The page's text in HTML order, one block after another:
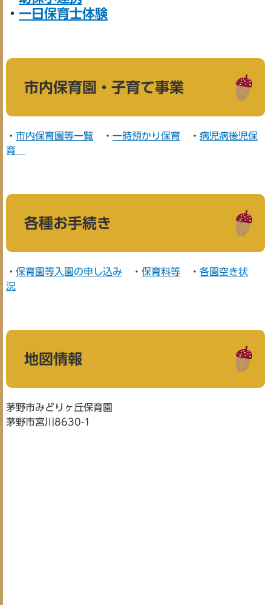
・ 一日保育士体験
市内保育園・子育て事業
・ 市内保育園等一覧 ・ 一時預かり保育 ・ 病児病後児保
育
各種お手続き
・ 保育園等入園の申し込み ・ 保育料等 ・ 各園空き状
況
地図情報
茅野市みどりヶ丘保育園
茅野市宮川8630-1